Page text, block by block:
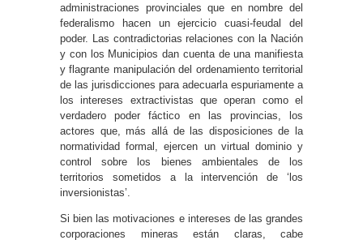
administraciones provinciales que en nombre del
federalismo hacen un ejercicio cuasi-feudal del
poder. Las contradictorias relaciones con la Nación
y con los Municipios dan cuenta de una manifiesta
y flagrante manipulación del ordenamiento territorial
de las jurisdicciones para adecuarla espuriamente a
los intereses extractivistas que operan como el
verdadero poder fáctico en las provincias, los
actores que, más allá de las disposiciones de la
normatividad formal, ejercen un virtual dominio y
control sobre los bienes ambientales de los
territorios sometidos a la intervención de ‘los
inversionistas’.
Si bien las motivaciones e intereses de las grandes
corporaciones mineras están claras, cabe